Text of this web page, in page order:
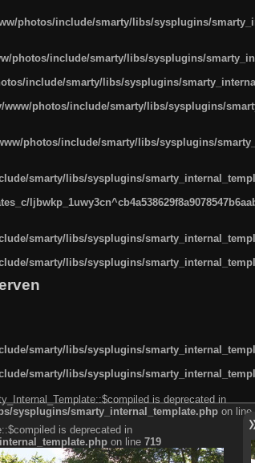
photos/include/smarty/libs/sysplugins/
photos/include/smarty/libs/sysplugins/
include/smarty/libs/sysplugins/
www/photos/include/smarty/libs/sysplugins/
photos/include/smarty/libs/sysplugins/
smarty/libs/sysplugins/
smarty/libs/sysplugins/
smarty/libs/sysplugins/
smarty/libs/sysplugins/
smarty/libs/sysplugins/
is deprecated in
sysplugins/smarty_internal_template.php on line
is deprecated in
on line 719